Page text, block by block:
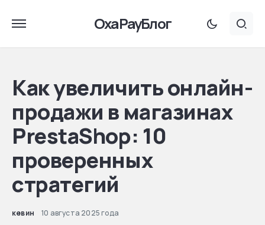
OxaPayБлог
Как увеличить онлайн-
продажи в магазинах
PrestaShop: 10
проверенных
стратегий
кевин 10 августа 2025 года